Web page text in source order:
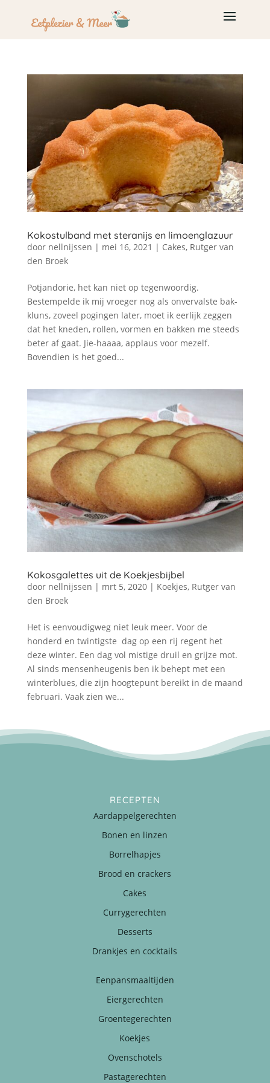
Kokostulband met steranijs en limoenglazuur
door nellnijssen | mei 16, 2021 | Cakes, Rutger van
den Broek
Potjandorie, het kan niet op tegenwoordig.
Bestempelde ik mij vroeger nog als onvervalste bak-
kluns, zoveel pogingen later, moet ik eerlijk zeggen
dat het kneden, rollen, vormen en bakken me steeds
beter af gaat. Jie-haaaa, applaus voor mezelf.
Bovendien is het goed...
Kokosgalettes uit de Koekjesbijbel
door nellnijssen | mrt 5, 2020| Koekjes, Rutger van
den Broek
Het is eenvoudigweg niet leuk meer. Voor de
honderd en twintigste dag op een rij regent het
deze winter. Een dag vol mistige druil en grijze mot.
Al sinds mensenheugenis ben ik behept met een
winterblues, die zijn hoogtepunt bereikt in de maand
februari. Vaak zien we...
RECEPTEN
Aardappelgerechten
Bonen en linzen
Borrelhapjes
Brood en crackers
Cakes
Currygerechten
Desserts
Drankjes en cocktails
Eenpansmaaltijden
Eiergerechten
Groentegerechten
Koekjes
Ovenschotels
Pastagerechten